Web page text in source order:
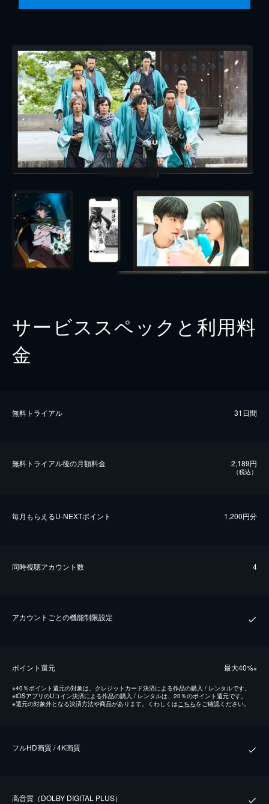
サービススペックと利用料
金
無料トライアル 31日間
無料トライアル後の⽉額料金 2,189円
（税込）
毎⽉もらえるU-NEXTポイント 1,200円分
同時視聴アカウント数 4
アカウントごとの機能制限設定
ポイント還元 最⼤40%※
※40％ポイント還元の対象は、クレジットカード決済による作品の購入 / レンタルです。
※iOSアプリのUコイン決済による作品の購入 / レンタルは、20％のポイント還元です。
※還元の対象外となる決済方法や商品があります。くわしくはこちらをご確認ください。
フルHD画質 / 4K画質
⾼⾳質（DOLBY DIGITAL PLUS）